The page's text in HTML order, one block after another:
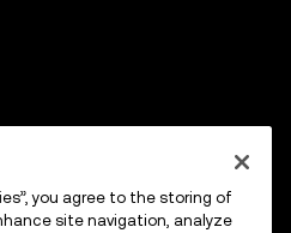
you agree to the storing of
site navigation, analyze